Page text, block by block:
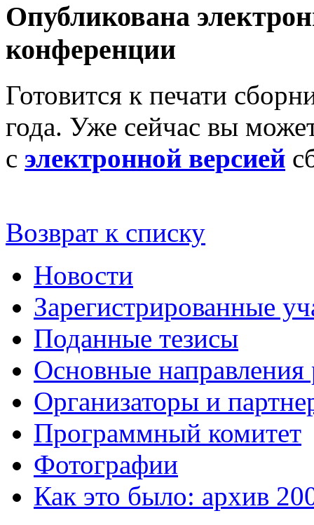
Опубликована
конференции
Готовится к печати
года. Уже сейчас вы
с электронной версией
Возврат к списку
Новости
Зарегистрированные
Поданные тезисы
Основные направления
Организаторы и
Программный комитет
Фотографии
Как это было: архив